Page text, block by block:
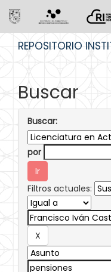
REPOSITORIO
Buscar
Buscar:
por
Filtros actuales: